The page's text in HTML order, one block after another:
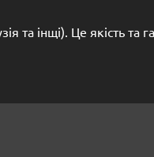
та інщі). Це якість та